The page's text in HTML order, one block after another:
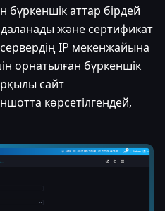
аттар бірдей
және сертификат
IP мекенжайына
орнатылған бүркеншік
сайт
көрсетілгендей,